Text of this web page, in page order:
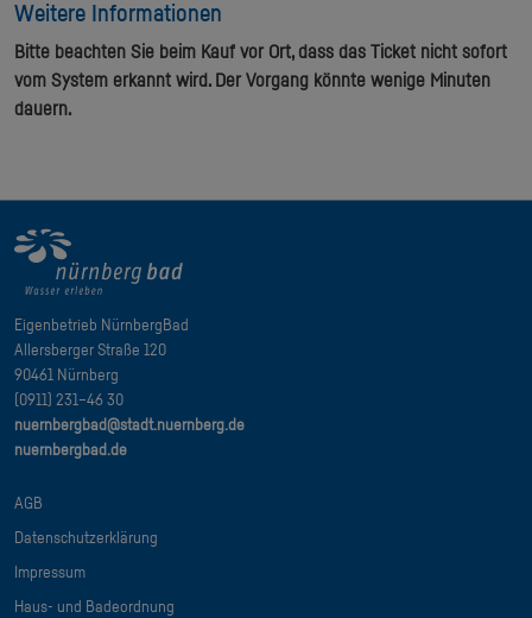
Weitere Informationen
Bitte beachten Sie beim Kauf vor Ort, dass das Ticket nicht sofort
vom System erkannt wird. Der Vorgang könnte wenige Minuten
dauern.
Eigenbetrieb NürnbergBad
Allersberger Straße 120
90461 Nürnberg
(0911) 231–46 30
nuernbergbad@stadt.nuernberg.de
nuernbergbad.de
AGB
Datenschutzerklärung
Impressum
Haus- und Badeordnung